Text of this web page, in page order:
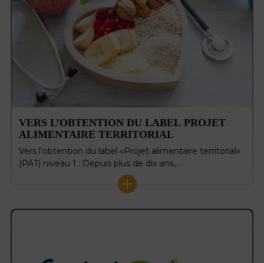
VERS L’OBTENTION DU LABEL PROJET
ALIMENTAIRE TERRITORIAL
Vers l’obtention du label «Projet alimentaire territorial»
(PAT) niveau 1 : Depuis plus de dix ans,…
+